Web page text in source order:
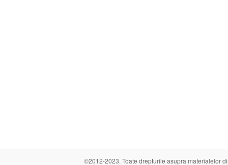
©2012-2023. Toate drepturile asupra materialelor